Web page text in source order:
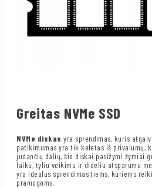
Greitas NVMe SSD
NVMe diskas yra sprendimas, kuris
patikimumas yra tik keletas iš privalumų,
judančių dalių, šie diskai pasižymi žymiai
laiku, tyliu veikimu ir dideliu atsparumu
yra idealus sprendimas tiems, kuriems
pramogoms.